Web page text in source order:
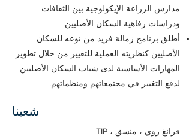
مدارس الزراعة الإيكولوجية بين الثقافات
ودراسات رفاهية السكان الأصليين.
أطلق برنامج زمالة فريد من نوعه للسكان
الأصليين كنظريته العملية للتغيير من خلال تطوير
المهارات الأساسية لدى شباب السكان الأصليين
لدفع التغيير في مجتمعاتهم ومنظماتهم.
شعبنا
فرانغ روي ، منسق ، TIP